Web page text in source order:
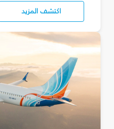
اكتشف المزيد